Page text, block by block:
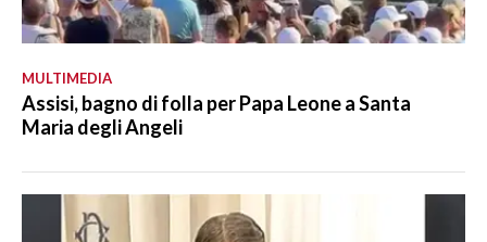
MULTIMEDIA
Assisi, bagno di folla per Papa Leone a Santa
Maria degli Angeli